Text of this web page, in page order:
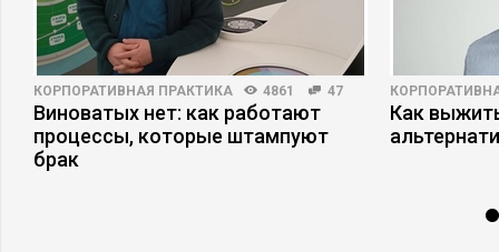
КОРПОРАТИВНАЯ ПРАКТИКА 4861 47
Виноватых нет: как работают
процессы, которые штампуют
брак
Как